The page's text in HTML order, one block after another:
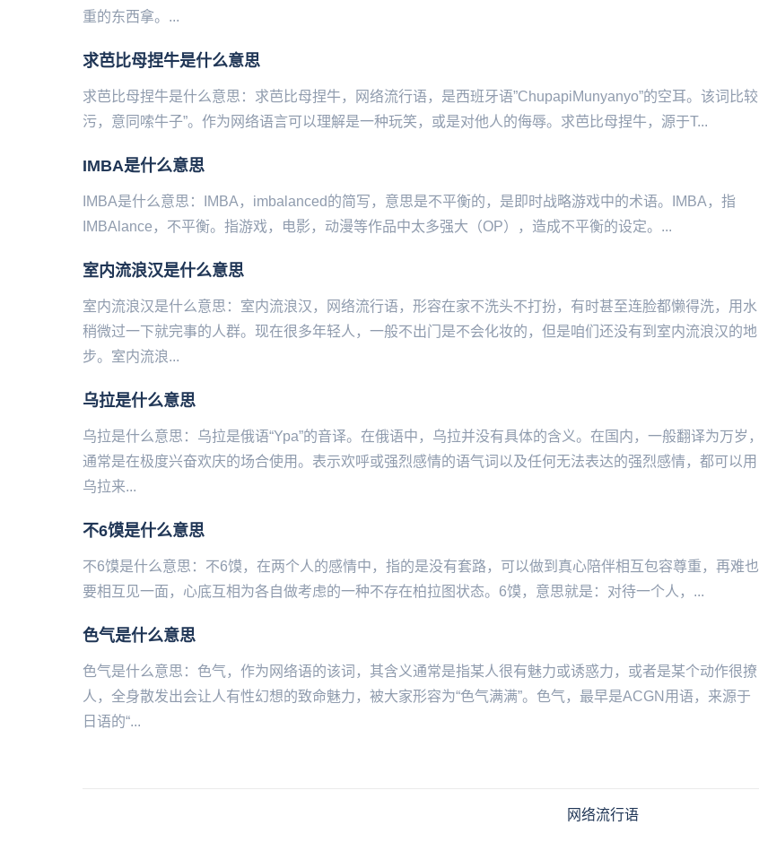
重的东西拿。...
求芭比母捏牛是什么意思
求芭比母捏牛是什么意思：求芭比母捏牛，网络流行语，是西班牙语”ChupapiMunyanyo”的空耳。该词比较
污，意同嗦牛子”。作为网络语言可以理解是一种玩笑，或是对他人的侮辱。求芭比母捏牛，源于T...
IMBA是什么意思
IMBA是什么意思：IMBA，imbalanced的简写，意思是不平衡的，是即时战略游戏中的术语。IMBA，指
IMBAlance，不平衡。指游戏，电影，动漫等作品中太多强大（OP），造成不平衡的设定。...
​室内流浪汉是什么意思
室内流浪汉是什么意思：室内流浪汉，网络流行语，形容在家不洗头不打扮，有时甚至连脸都懒得洗，用水
稍微过一下就完事的人群。现在很多年轻人，一般不出门是不会化妆的，但是咱们还没有到室内流浪汉的地
步。室内流浪...
乌拉是什么意思
乌拉是什么意思：乌拉是俄语“Ypa”的音译。在俄语中，乌拉并没有具体的含义。在国内，一般翻译为万岁，
通常是在极度兴奋欢庆的场合使用。表示欢呼或强烈感情的语气词以及任何无法表达的强烈感情，都可以用
乌拉来...
不6馍是什么意思
不6馍是什么意思：不6馍，在两个人的感情中，指的是没有套路，可以做到真心陪伴相互包容尊重，再难也
要相互见一面，心底互相为各自做考虑的一种不‌‌‌‌‌‌‌‌‌存在柏拉图状态。6馍，意思就是：对待一个人，...
色气是什么意思
色气是什么意思：色气，作为网络语的该词，其含义通常是指某人很有魅力或诱惑力，或者是某个动作很撩
人，全身散发出会让人有性幻想的致命魅力，被大家形容为“色气满满”。色气，最早是ACGN用语，来源于
日语的“...
网络流行语